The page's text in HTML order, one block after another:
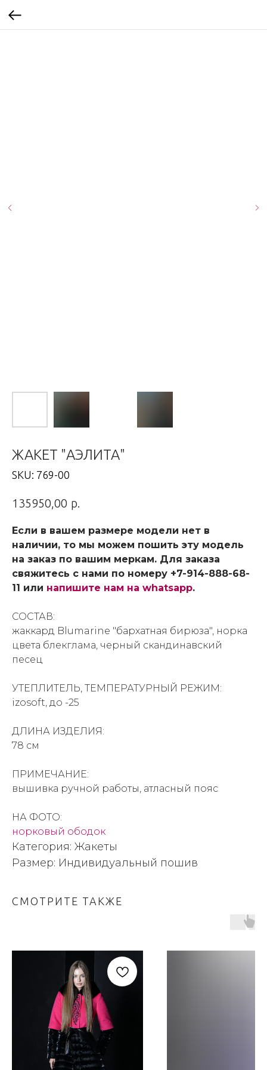
ЖАКЕТ "АЭЛИТА"
SKU: 769-00
135950,00 р.
Если в вашем размере модели нет в
наличии, то мы можем пошить эту модель
на заказ по вашим меркам. Для заказа
свяжитесь с нами по номеру +7-914-888-68-
11 или напишите нам на whatsapp.
СОСТАВ:
жаккард Blumarine "бархатная бирюза", норка
цвета блекглама, черный скандинавский
песец
УТЕПЛИТЕЛЬ, ТЕМПЕРАТУРНЫЙ РЕЖИМ:
izosoft, до -25
ДЛИНА ИЗДЕЛИЯ:
78 см
ПРИМЕЧАНИЕ:
вышивка ручной работы, атласный пояс
НА ФОТО:
норковый ободок
Категория: Жакеты
Размер: Индивидуальный пошив
СМОТРИТЕ ТАКЖЕ